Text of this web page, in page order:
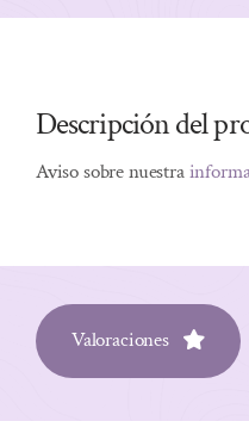
Descripción del
Aviso sobre nuestra
Valoraciones